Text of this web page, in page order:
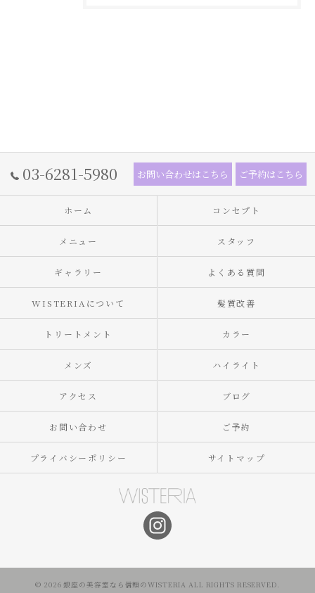
03-6281-5980 お問い合わせはこちら ご予約はこちら
ホーム コンセプト
メニュー スタッフ
ギャラリー よくある質問
WISTERIAについて 髪質改善
トリートメント カラー
メンズ ハイライト
アクセス ブログ
お問い合わせ ご予約
プライバシーポリシー サイトマップ
© 2026 銀座の美容室なら信頼のWISTERIA ALL RIGHTS RESERVED.